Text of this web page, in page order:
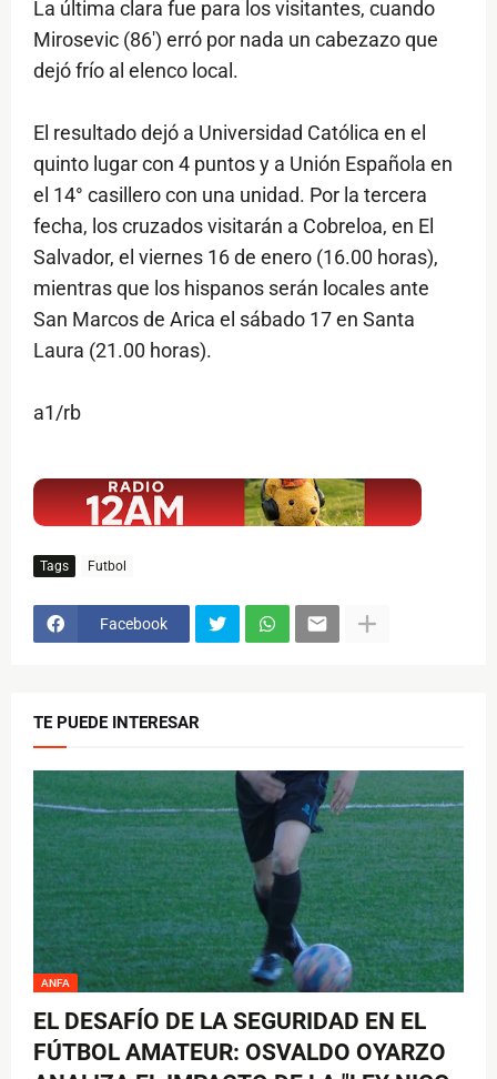
La última clara fue para los visitantes, cuando
Mirosevic (86') erró por nada un cabezazo que
dejó frío al elenco local.
El resultado dejó a Universidad Católica en el
quinto lugar con 4 puntos y a Unión Española en
el 14° casillero con una unidad. Por la tercera
fecha, los cruzados visitarán a Cobreloa, en El
Salvador, el viernes 16 de enero (16.00 horas),
mientras que los hispanos serán locales ante
San Marcos de Arica el sábado 17 en Santa
Laura (21.00 horas).
a1/rb
Tags Futbol
Facebook
TE PUEDE INTERESAR
ANFA
EL DESAFÍO DE LA SEGURIDAD EN EL
FÚTBOL AMATEUR: OSVALDO OYARZO